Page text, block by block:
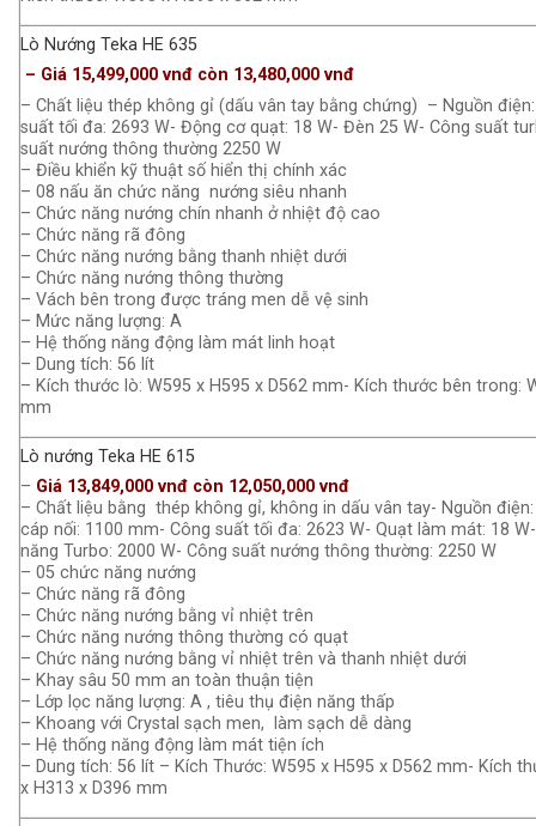
Lò Nướng Teka HE 635
– Giá 15,499,000 vnđ còn 13,480,000 vnđ
– Chất liệu thép không gỉ (dấu vân tay bằng chứng) – Nguồn
suất tối đa: 2693 W- Động cơ quạt: 18 W- Đèn 25 W- Công suất
suất nướng thông thường 2250 W
– Điều khiển kỹ thuật số hiển thị chính xác
– 08 nấu ăn chức năng nướng siêu nhanh
– Chức năng nướng chín nhanh ở nhiệt độ cao
– Chức năng rã đông
– Chức năng nướng bằng thanh nhiệt dưới
– Chức năng nướng thông thường
– Vách bên trong được tráng men dễ vệ sinh
– Mức năng lượng: A
– Hệ thống năng động làm mát linh hoạt
– Dung tích: 56 lít
– Kích thước lò: W595 x H595 x D562 mm- Kích thước bên trong:
mm
Lò nướng Teka HE 615
– Giá 13,849,000 vnđ còn 12,050,000 vnđ
– Chất liệu bằng thép không gỉ, không in dấu vân tay- Nguồn
cáp nối: 1100 mm- Công suất tối đa: 2623 W- Quạt làm mát: 18
năng Turbo: 2000 W- Công suất nướng thông thường: 2250 W
– 05 chức năng nướng
– Chức năng rã đông
– Chức năng nướng bằng vỉ nhiệt trên
– Chức năng nướng thông thường có quạt
– Chức năng nướng bằng vỉ nhiệt trên và thanh nhiệt dưới
– Khay sâu 50 mm an toàn thuận tiện
– Lớp lọc năng lượng: A , tiêu thụ điện năng thấp
– Khoang với Crystal sạch men, làm sạch dễ dàng
– Hệ thống năng động làm mát tiện ích
– Dung tích: 56 lít – Kích Thước: W595 x H595 x D562 mm- Kích
x H313 x D396 mm